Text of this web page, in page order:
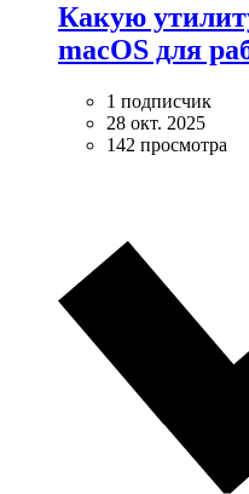
Какую
macOS для
1 подписчик
28 окт. 2025
142 просмотра